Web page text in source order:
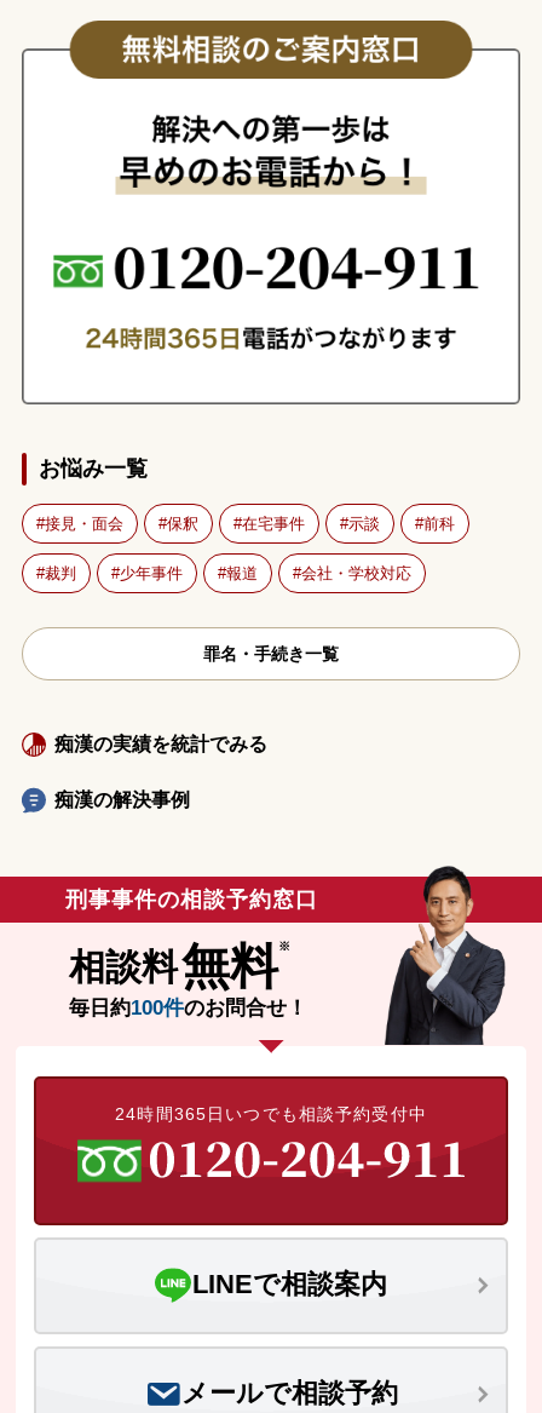
お悩み一覧
接見・面会 保釈 在宅事件 示談 前科
裁判 少年事件 報道 会社・学校対応
罪名・手続き一覧
痴漢の実績を統計でみる
痴漢の解決事例
刑事事件の相談予約窓口
相談料無料
毎日約100件のお問合せ！
24時間365日いつでも相談予約受付中
LINEで相談案内
メールで相談予約